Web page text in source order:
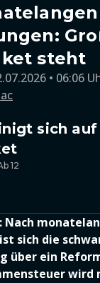
steht
• 06:06
sich auf
12
Nach
sich die
über ein